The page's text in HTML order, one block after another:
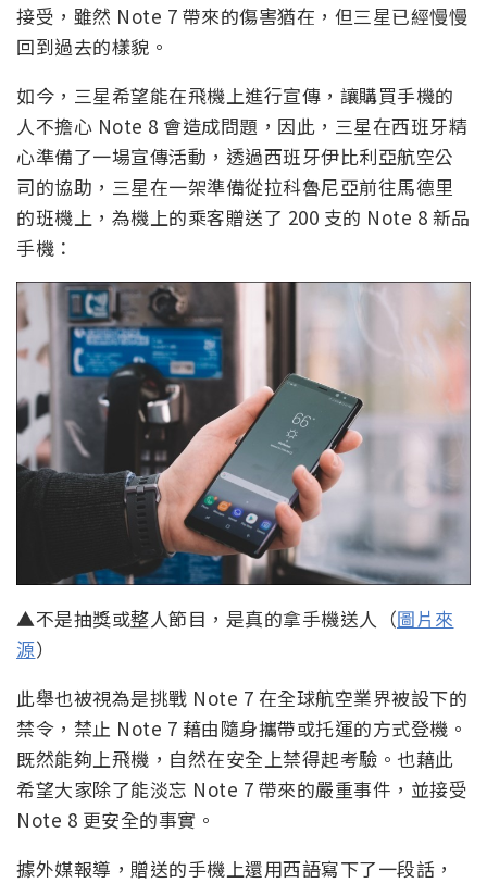
接受，雖然 Note 7 帶來的傷害猶在，但三星已經慢慢
回到過去的樣貌。
如今，三星希望能在飛機上進行宣傳，讓購買手機的
人不擔心 Note 8 會造成問題，因此，三星在西班牙精
心準備了一場宣傳活動，透過西班牙伊比利亞航空公
司的協助，三星在一架準備從拉科魯尼亞前往馬德里
的班機上，為機上的乘客贈送了 200 支的 Note 8 新品
手機：
▲不是抽獎或整人節目，是真的拿手機送人（圖片來
源）
此舉也被視為是挑戰 Note 7 在全球航空業界被設下的
禁令，禁止 Note 7 藉由隨身攜帶或托運的方式登機。
既然能夠上飛機，自然在安全上禁得起考驗。也藉此
希望大家除了能淡忘 Note 7 帶來的嚴重事件，並接受
Note 8 更安全的事實。
據外媒報導，贈送的手機上還用西語寫下了一段話，